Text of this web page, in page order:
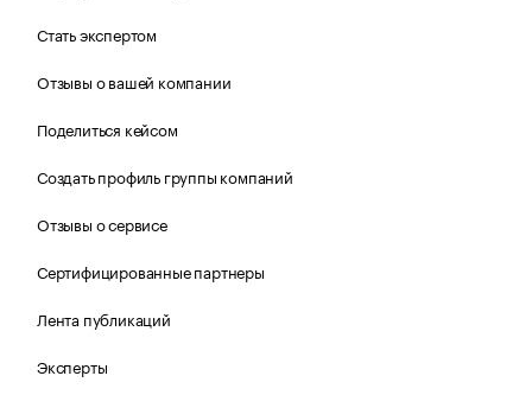
Стать экспертом
Отзывы о вашей компании
Поделиться кейсом
Создать профиль группы компаний
Отзывы о сервисе
Сертифицированные партнеры
Лента публикаций
Эксперты